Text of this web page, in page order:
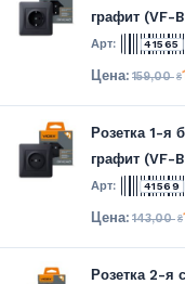
графит (VF-
41565
159,00₴
Розетка 1-я
графит (VF-
41569
143,00₴
Розетка 2-я